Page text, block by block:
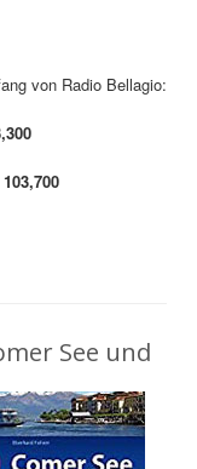
von Radio Bellagio:
103,700
See und